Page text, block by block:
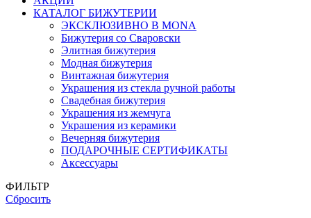
КАТАЛОГ БИЖУТЕРИИ
ЭКСКЛЮЗИВНО В MONA
Бижутерия со Сваровски
Элитная бижутерия
Модная бижутерия
Винтажная бижутерия
Украшения из стекла ручной работы
Свадебная бижутерия
Украшения из жемчуга
Украшения из керамики
Вечерняя бижутерия
ПОДАРОЧНЫЕ СЕРТИФИКАТЫ
Аксессуары
ФИЛЬТР
Сбросить